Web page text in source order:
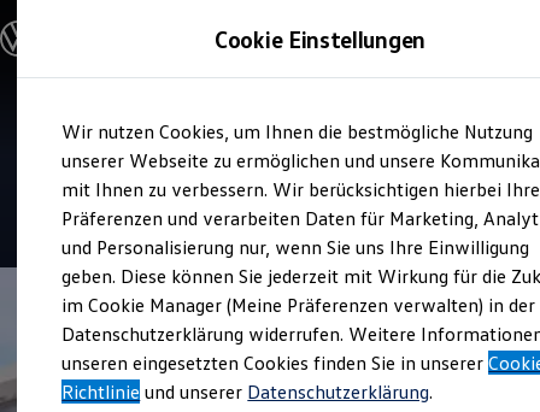
Hauptinhalt
springen
Footer
springen
Modelle & Konfigurator
Nutzfahrzeugkategorien entdecken
Modelle konfigurieren
Vorgängermodelle und Oldtimer
Vorgängermodelle
Oldtimer
Bulli Historie
Branchenlösungen & Gewerbekunden
Umbaulösungen und Hersteller finden
Auf- und Umbauten entdecken & konfigurieren
Groß- und Sonderkunden
Großkunden
Kommunen & Behörden
Journalisten
Sportvereine
Branchenlösungen
Service
Autohaus Ruhe
4.9| 54 Bewertungen
Cookie Einstellungen
Wir nutzen Cookies, um Ihnen die bestmögliche Nutzung
unserer Webseite zu ermöglichen und unsere
mit Ihnen zu verbessern. Wir berücksichtigen hierbei Ihre
Präferenzen und verarbeiten Daten für Marketing,
und Personalisierung nur, wenn Sie uns Ihre Einwilligung
geben. Diese können Sie jederzeit mit Wirkung für die
im Cookie Manager (Meine Präferenzen verwalten) in der
Datenschutzerklärung widerrufen. Weitere
unseren eingesetzten Cookies finden Sie in unserer
Richtlinie und unserer Datenschutzerklärung.